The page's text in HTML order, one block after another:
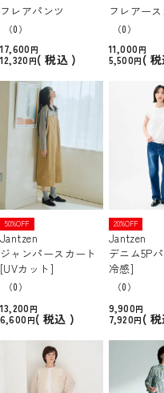
フレアパンツ
（0）
17,600
12,320
税込
フレアー
（0）
11,000
5,500
50%OFF
Jantzen
ジャンパースカート
[UVカット]
（0）
13,200
6,600
税込
20%OFF
Jantzen
デニム5P
冷感]
（0）
9,900
7,920